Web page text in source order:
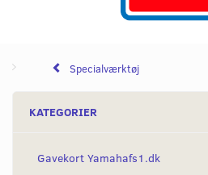
Specialværktøj
KATEGORIER
Gavekort Yamahafs1.dk